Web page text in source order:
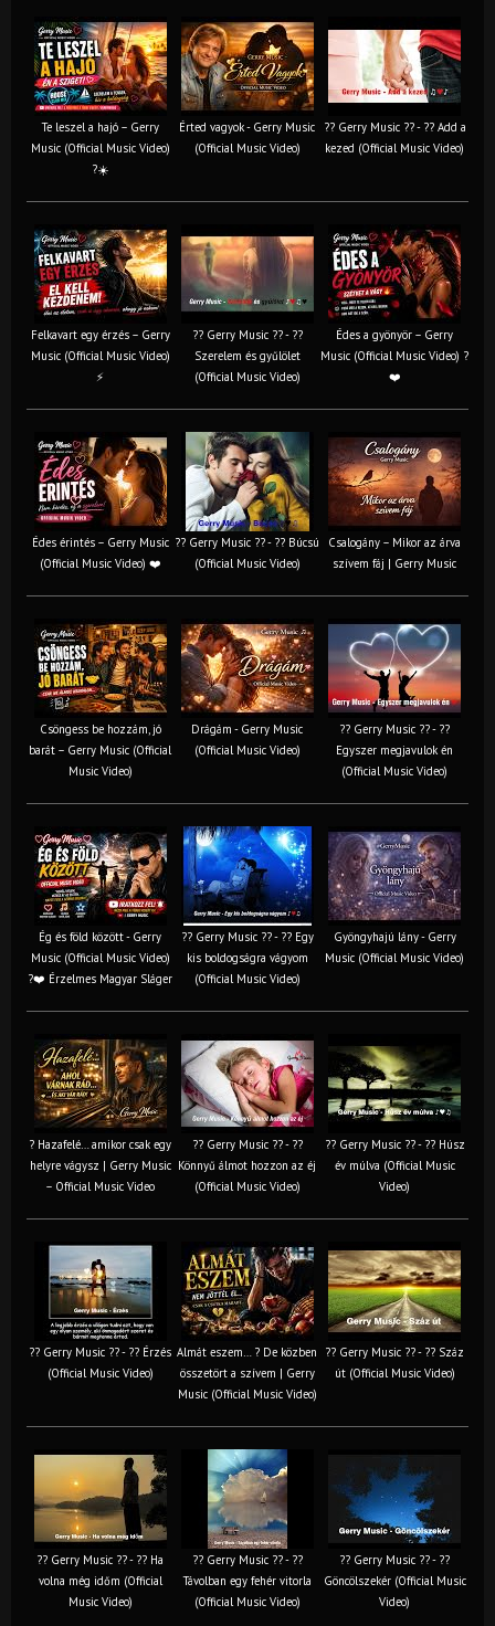
Te leszel a hajó – Gerry
Music (Official Music Video)
?☀️
Érted vagyok - Gerry Music
(Official Music Video)
?? Gerry Music ?? - ?? Add a
kezed (Official Music Video)
Felkavart egy érzés – Gerry
Music (Official Music Video)
⚡
?? Gerry Music ?? - ??
Szerelem és gyűlölet
(Official Music Video)
Édes a gyönyör – Gerry
Music (Official Music Video) ?
❤️
Édes érintés – Gerry Music
(Official Music Video) ❤️
?? Gerry Music ?? - ?? Búcsú
(Official Music Video)
Csalogány – Mikor az árva
szívem fáj | Gerry Music
Csöngess be hozzám, jó
barát – Gerry Music (Official
Music Video)
Drágám - Gerry Music
(Official Music Video)
?? Gerry Music ?? - ??
Egyszer megjavulok én
(Official Music Video)
Ég és föld között - Gerry
Music (Official Music Video)
?❤️ Érzelmes Magyar Sláger
?? Gerry Music ?? - ?? Egy
kis boldogságra vágyom
(Official Music Video)
Gyöngyhajú lány - Gerry
Music (Official Music Video)
? Hazafelé… amikor csak egy
helyre vágysz | Gerry Music
– Official Music Video
?? Gerry Music ?? - ??
Könnyű álmot hozzon az éj
(Official Music Video)
?? Gerry Music ?? - ?? Húsz
év múlva (Official Music
Video)
?? Gerry Music ?? - ?? Érzés
(Official Music Video)
Almát eszem… ? De közben
összetört a szívem | Gerry
Music (Official Music Video)
?? Gerry Music ?? - ?? Száz
út (Official Music Video)
?? Gerry Music ?? - ?? Ha
volna még időm (Official
Music Video)
?? Gerry Music ?? - ??
Távolban egy fehér vitorla
(Official Music Video)
?? Gerry Music ?? - ??
Göncölszekér (Official Music
Video)